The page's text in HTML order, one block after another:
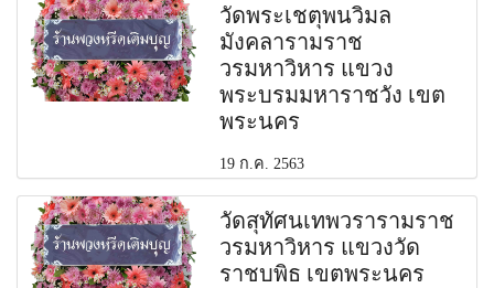
วัดพระเชตุพนวิมล
มังคลารามราช
วรมหาวิหาร แขวง
พระบรมมหาราชวัง เขต
พระนคร
19 ก.ค. 2563
วัดสุทัศนเทพวรารามราช
วรมหาวิหาร แขวงวัด
ราชบพิธ เขตพระนคร